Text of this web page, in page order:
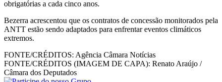
obrigatórias a cada cinco anos.
Bezerra acrescentou que os contratos de concessão monitorados pela
ANTT estão sendo adaptados para enfrentar eventos climáticos
extremos.
FONTE/CRÉDITOS: Agência Câmara Notícias
FONTE/CRÉDITOS (IMAGEM DE CAPA): Renato Araújo /
Câmara dos Deputados